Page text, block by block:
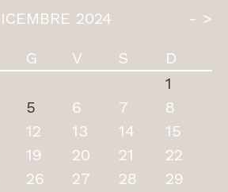
2024
G V S D
- >
1
5 6 7
8
12 13 14
15
19 20 21
22
26 27 28
29